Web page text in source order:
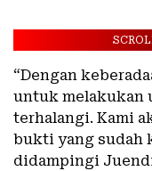
“Dengan
untuk melakukan
terhalangi. Kami
bukti yang sudah
didampingi